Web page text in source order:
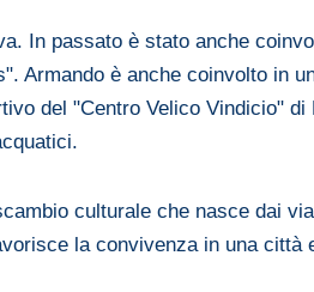
In passato è stato anche
Armando è anche coinvolto in
del "Centro Velico Vindicio" di
culturale che nasce dai
la convivenza in una città